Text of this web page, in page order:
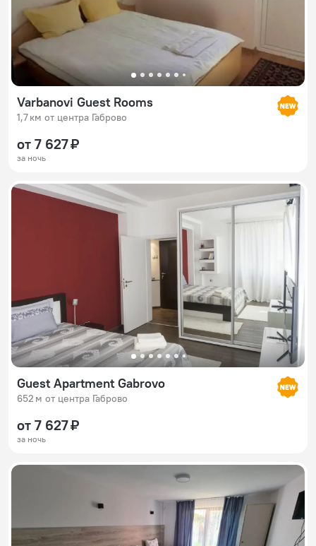
Varbanovi Guest Rooms
1,7 км от центра Габрово
от 7 627 ₽
за ночь
Guest Apartment Gabrovo
652 м от центра Габрово
от 7 627 ₽
за ночь